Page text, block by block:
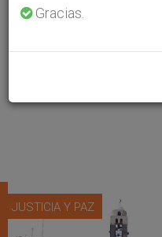
JUSTICIA Y PAZ
Gracias.